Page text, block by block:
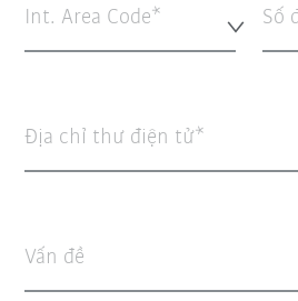
Int. Area Code* Số
Địa chỉ thư điện tử
Vấn đề